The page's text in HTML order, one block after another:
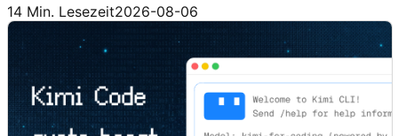
14 Min. Lesezeit2026-08-06